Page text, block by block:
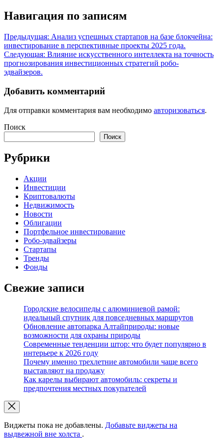
Навигация по записям
Предыдущая: Анализ успешных стартапов на базе блокчейна:
инвестирование в перспективные проекты 2025 года.
Следующая: Влияние искусственного интеллекта на точность
прогнозирования инвестиционных стратегий робо-
эдвайзеров.
Добавить комментарий
Для отправки комментария вам необходимо авторизоваться.
Поиск
Поиск
Рубрики
Акции
Инвестиции
Криптовалюты
Недвижимость
Новости
Облигации
Портфельное инвестирование
Робо-эдвайзеры
Стартапы
Тренды
Фонды
Свежие записи
Городские велосипеды с алюминиевой рамой:
идеальный спутник для повседневных маршрутов
Обновление автопарка Алтайприроды: новые
возможности для охраны природы
Современные тенденции штор: что будет популярно в
интерьере к 2026 году
Почему именно трехлетние автомобили чаще всего
выставляют на продажу
Как карелы выбирают автомобиль: секреты и
предпочтения местных покупателей
Виджеты пока не добавлены. Добавьте виджеты на
выдвежной вне холста .